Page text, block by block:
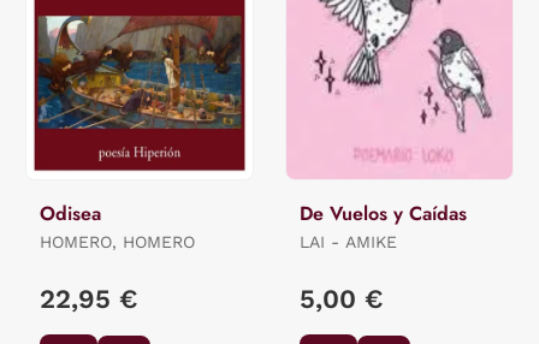
Odisea
HOMERO, HOMERO
22,95 €
De Vuelos y Caídas
LAI - AMIKE
5,00 €